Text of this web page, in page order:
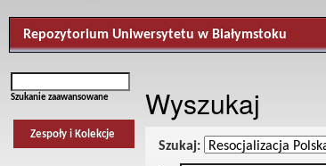
Repozytorium Uniwersytetu w Białymstoku
Szukanie zaawansowane
Zespoły i Kolekcje
Wyszukaj
Szukaj: